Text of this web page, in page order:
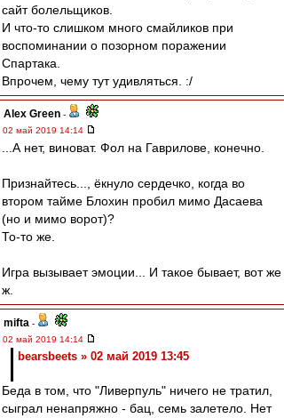
сайт болельщиков.
И что-то слишком много смайликов при
воспоминании о позорном поражении
Спартака.
Впрочем, чему тут удивляться. :/
Alex Green -
02 май 2019 14:14
...А нет, виноват. Фол на Гаврилове, конечно.
Признайтесь..., ёкнуло сердечко, когда во
втором тайме Блохин пробил мимо Дасаева
(но и мимо ворот)?
То-то же.
Игра вызывает эмоции... И такое бывает, вот же
ж.
mifta -
02 май 2019 14:14
bearsbeets » 02 май 2019 13:45
Беда в том, что "Ливерпуль" ничего не тратил,
сыграл ненапряжно - бац, семь залетело. Нет